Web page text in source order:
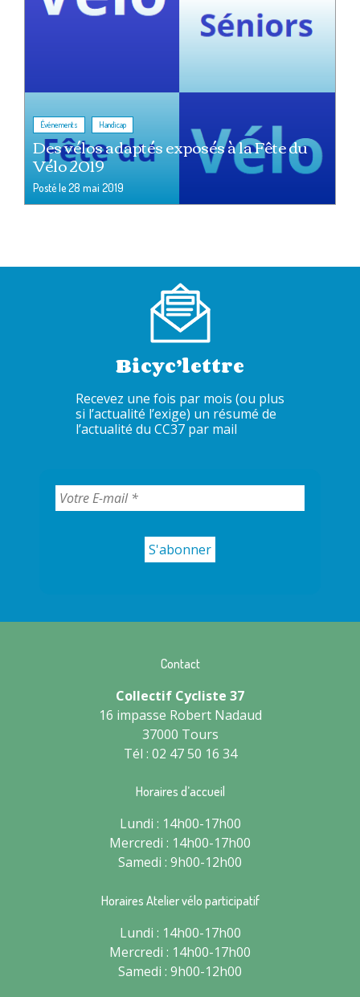
Événements Handicap
Des vélos adaptés exposés à la Fête du
Vélo 2019
Posté le28 mai 2019
Bicyc’lettre
Recevez une fois par mois (ou plus
si l’actualité l’exige) un résumé de
l’actualité du CC37 par mail
Contact
Collectif Cycliste 37
16 impasse Robert Nadaud
37000 Tours
Tél : 02 47 50 16 34
Horaires d’accueil
Lundi : 14h00-17h00
Mercredi : 14h00-17h00
Samedi : 9h00-12h00
Horaires Atelier vélo participatif
Lundi : 14h00-17h00
Mercredi : 14h00-17h00
Samedi : 9h00-12h00